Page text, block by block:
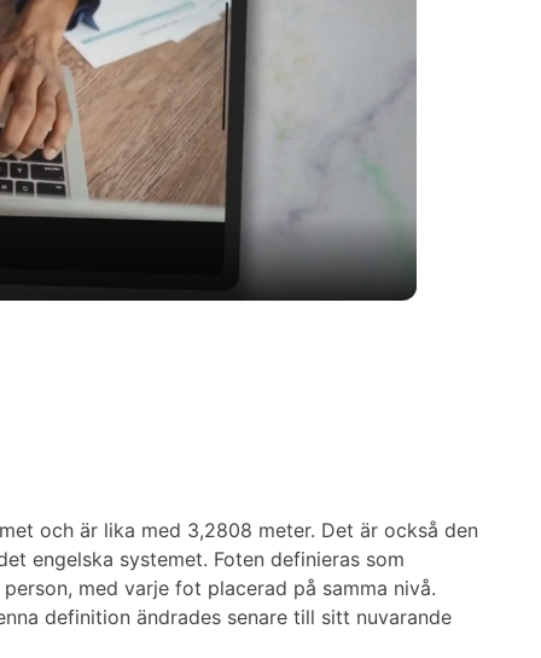
och är lika med 3,2808 meter. Det är också den
engelska systemet. Foten definieras som
med varje fot placerad på samma nivå.
definition ändrades senare till sitt nuvarande